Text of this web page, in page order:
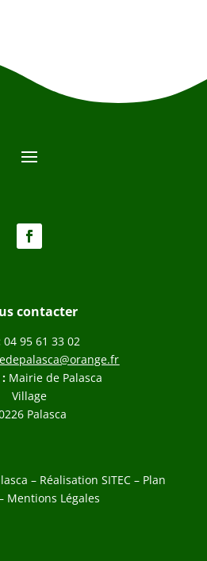
contacter
04 95 61 33 02
Mairie de Palasca
Village
Palasca
– Réalisation SITEC– Plan
Mentions Légales